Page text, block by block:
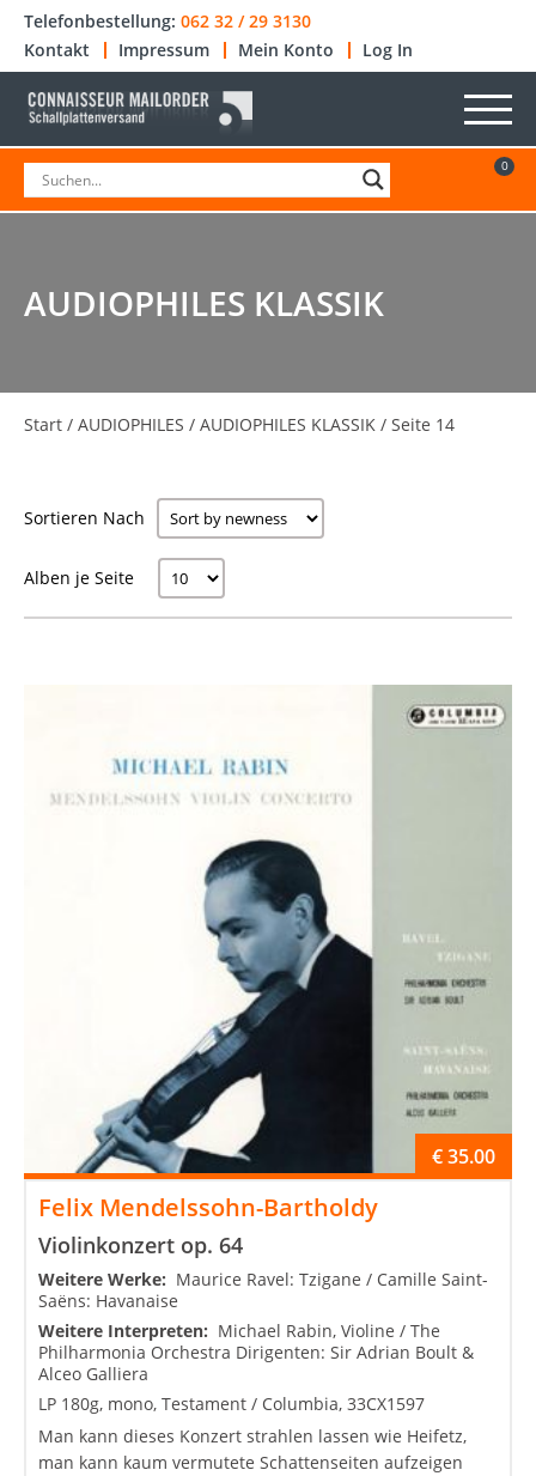
Telefonbestellung: 062 32 / 29 3130
Kontakt
Impressum Mein Konto Log In
0
AUDIOPHILES KLASSIK
Start / AUDIOPHILES / AUDIOPHILES KLASSIK / Seite 14
Sortieren Nach
Alben je Seite
Felix Mendelssohn-Bartholdy
Violinkonzert op. 64
€35.00
Weitere Werke: Maurice Ravel: Tzigane / Camille Saint-
Saëns: Havanaise
Weitere Interpreten: Michael Rabin, Violine / The
Philharmonia Orchestra Dirigenten: Sir Adrian Boult &
Alceo Galliera
LP 180g, mono, Testament / Columbia, 33CX1597
Man kann dieses Konzert strahlen lassen wie Heifetz,
man kann kaum vermutete Schattenseiten aufzeigen